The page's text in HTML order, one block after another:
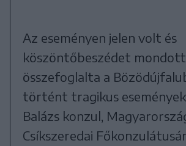
Az eseményen jelen volt és
köszöntőbeszédet
összefoglalta a
történt tragikus
Balázs konzul,
Csíkszeredai